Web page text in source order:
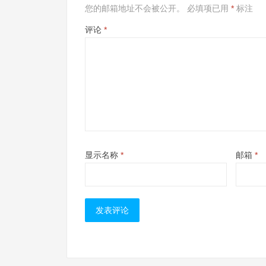
您的邮箱地址不会被公开。 必填项已用 * 标注
评论 *
显示名称 * 邮箱 *